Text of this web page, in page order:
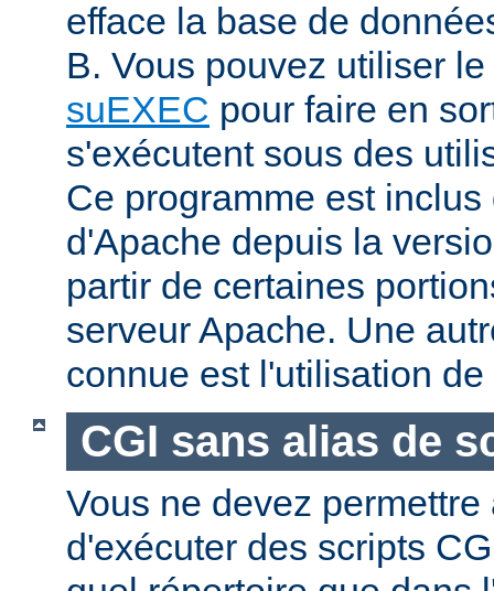
efface la base de
B. Vous pouvez utiliser
suEXEC pour faire en
s'exécutent sous des
Ce programme est
d'Apache depuis la
partir de certaines
serveur Apache. Une
connue est l'utilisation de
CGI sans alias de
Vous ne devez
d'exécuter des scripts